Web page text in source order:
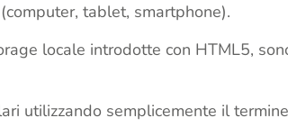
tablet, smartphone).
locale introdotte con HTML5,
utilizzando semplicemente il termine